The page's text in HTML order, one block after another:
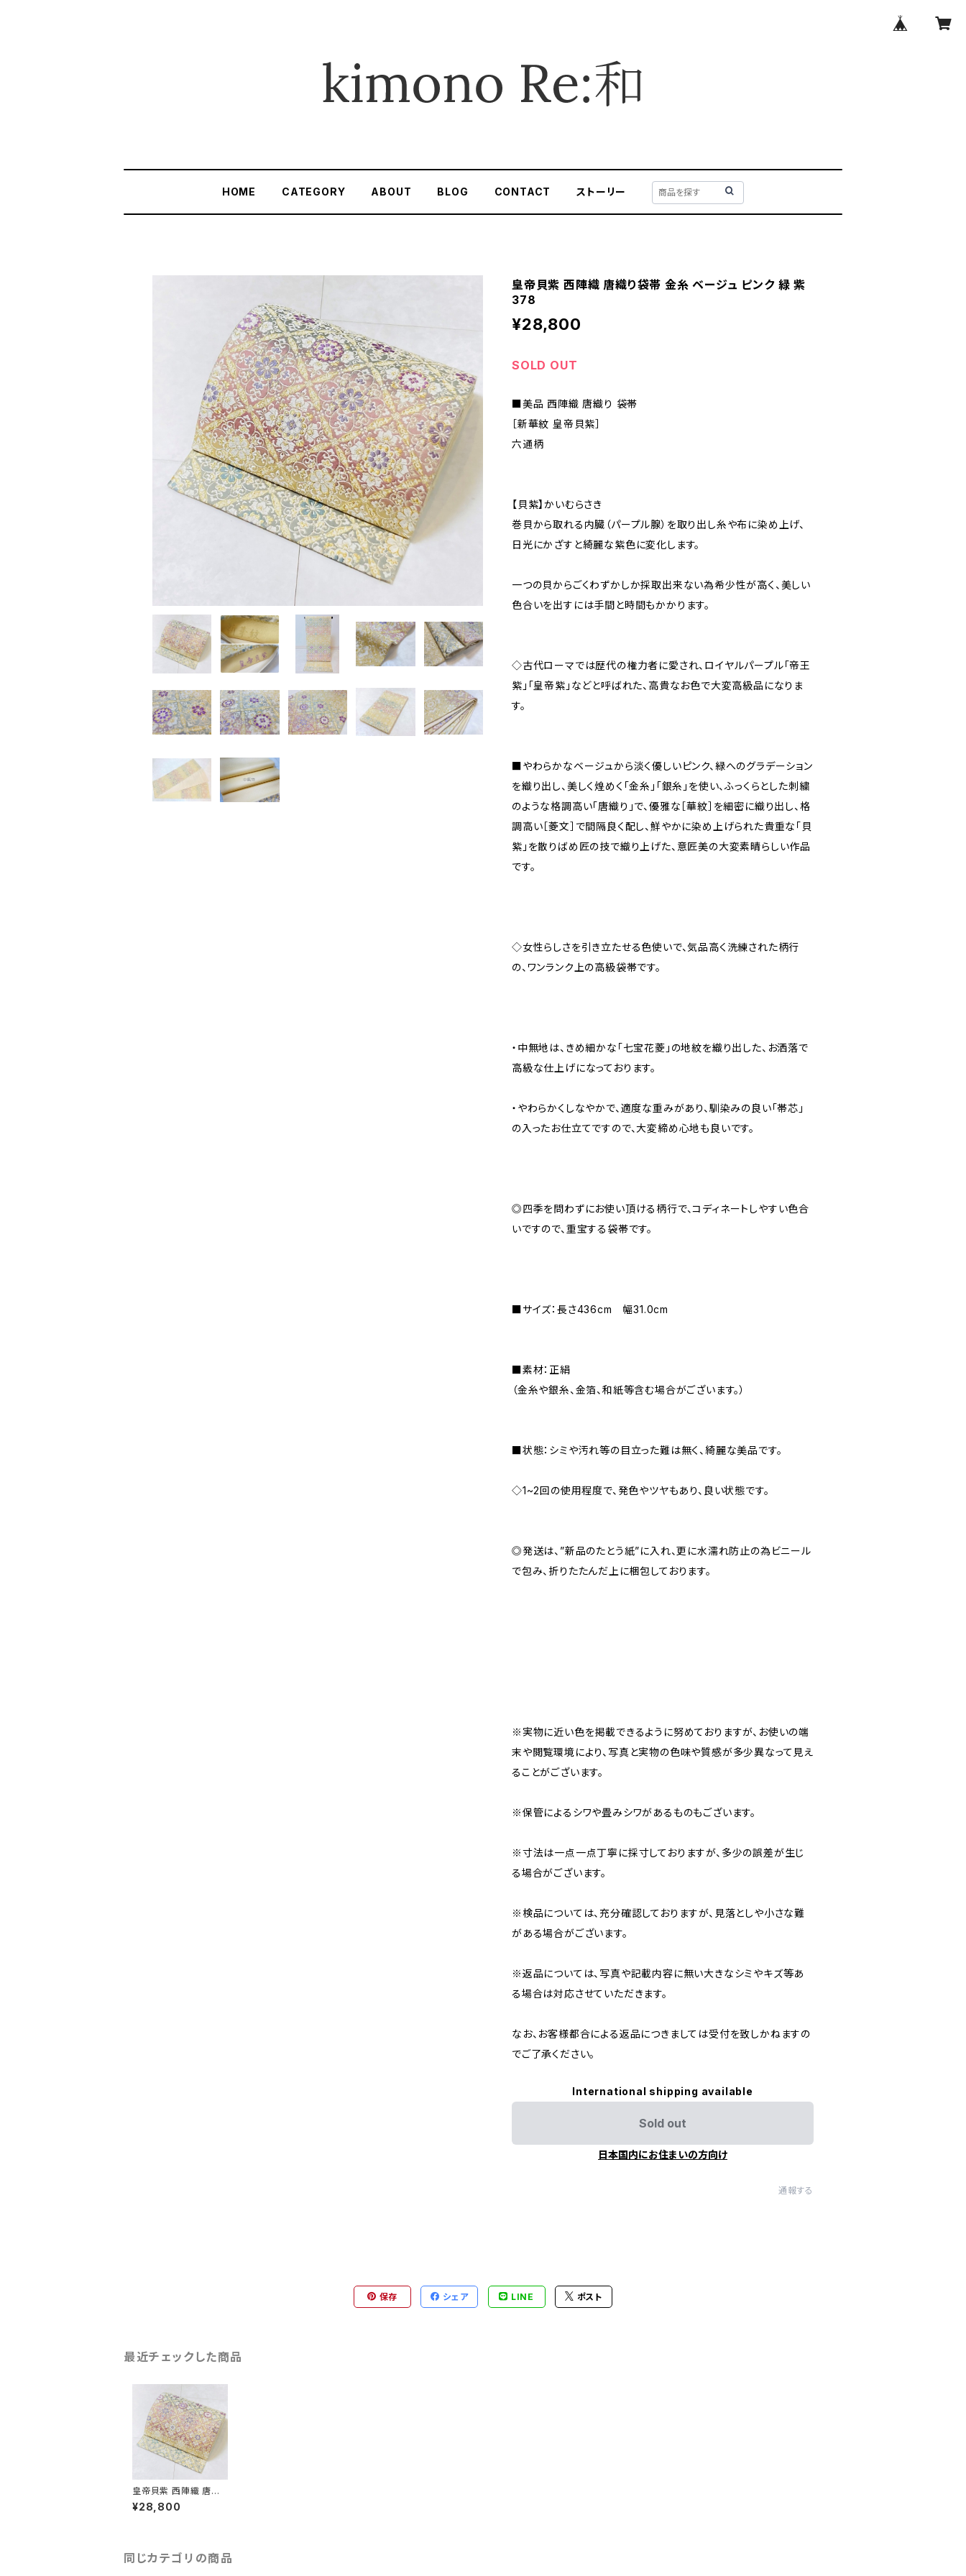
HOME CATEGORY ABOUT BLOG CONTACT ストーリー
皇帝貝紫 西陣織 唐織り袋帯 金糸 ベージュ ピンク 緑 紫
378
¥28,800
SOLD OUT
■美品 西陣織 唐織り 袋帯
［新華紋 皇帝貝紫］
六通柄
【貝紫】かいむらさき
巻貝から取れる内臓（パープル腺）を取り出し糸や布に染め上げ、
日光にかざすと綺麗な紫色に変化します。
一つの貝からごくわずかしか採取出来ない為希少性が高く、美しい
色合いを出すには手間と時間もかかります。
◇古代ローマでは歴代の権力者に愛され、ロイヤルパープル「帝王
紫」「皇帝紫」などと呼ばれた、高貴なお色で大変高級品になりま
す。
■やわらかなベージュから淡く優しいピンク、緑へのグラデーション
を織り出し、美しく煌めく「金糸」「銀糸」を使い、ふっくらとした刺繍
のような格調高い「唐織り」で、優雅な［華紋］を細密に織り出し、格
調高い［菱文］で間隔良く配し、鮮やかに染め上げられた貴重な「貝
紫」を散りばめ匠の技で織り上げた、意匠美の大変素晴らしい作品
です。
◇女性らしさを引き立たせる色使いで、気品高く洗練された柄行
の、ワンランク上の高級袋帯です。
・中無地は、きめ細かな「七宝花菱」の地紋を織り出した、お洒落で
高級な仕上げになっております。
・やわらかくしなやかで、適度な重みがあり、馴染みの良い「帯芯」
の入ったお仕立てですので、大変締め心地も良いです。
◎四季を問わずにお使い頂ける柄行で、コディネートしやすい色合
いですので、重宝する袋帯です。
■サイズ：長さ436cm 幅31.0cm
■素材：正絹
（金糸や銀糸、金箔、和紙等含む場合がございます。）
■状態：シミや汚れ等の目立った難は無く、綺麗な美品です。
◇1~2回の使用程度で、発色やツヤもあり、良い状態です。
◎発送は、”新品のたとう紙”に入れ、更に水濡れ防止の為ビニール
で包み、折りたたんだ上に梱包しております。
※実物に近い色を掲載できるように努めておりますが、お使いの端
末や閲覧環境により、写真と実物の色味や質感が多少異なって見え
ることがございます。
※保管によるシワや畳みシワがあるものもございます。
※寸法は一点一点丁寧に採寸しておりますが、多少の誤差が生じ
る場合がございます。
※検品については、充分確認しておりますが、見落としや小さな難
がある場合がございます。
※返品については、写真や記載内容に無い大きなシミやキズ等あ
る場合は対応させていただきます。
なお、お客様都合による返品につきましては受付を致しかねますの
でご了承ください。
International shipping available
Sold out
日本国内にお住まいの方向け
通報する
保存 シェア LINE ポスト
最近チェックした商品
皇帝貝紫 西陣織 唐織
り袋帯 金糸 ベージュ
ピンク 緑 紫 378
¥28,800
同じカテゴリの商品